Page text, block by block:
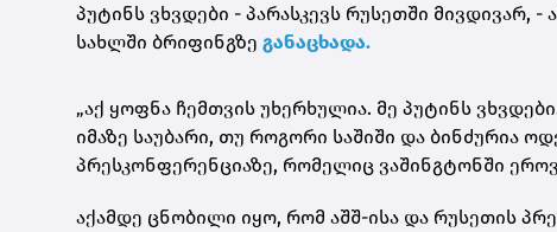
პუტინს ვხვდები - პარასკევს რუსეთში მივდივარ,
სახლში ბრიფინგზე განაცხადა.
„აქ ყოფნა ჩემთვის უხერხულია. მე პუტინს
იმაზე საუბარი, თუ როგორი საშიში და ბინძურია
პრესკონფერენციაზე, რომელიც ვაშინგტონში
აქამდე ცნობილი იყო, რომ აშშ-ისა და რუსეთის